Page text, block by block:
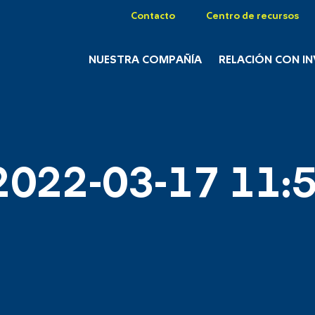
Contacto Centro de recursos
NUESTRA COMPAÑÍA RELACIÓN CON
03-17